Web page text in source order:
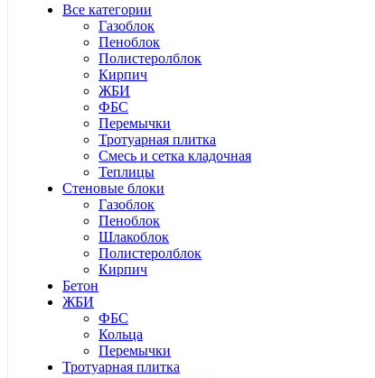
Все категории
Газоблок
Пеноблок
Полистеролблок
Кирпич
ЖБИ
ФБС
Перемычки
Тротуарная плитка
Смесь и сетка кладочная
Теплицы
Стеновые блоки
Газоблок
Пеноблок
Шлакоблок
Полистеролблок
Кирпич
Бетон
ЖБИ
ФБС
Кольца
Перемычки
Тротуарная плитка